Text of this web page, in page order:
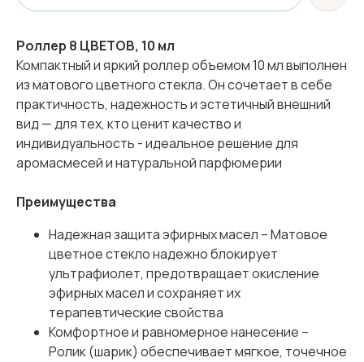
Роллер 8 ЦВЕТОВ, 10 мл
Компактный и яркий роллер объемом 10 мл выполнен
из матового цветного стекла. Он сочетает в себе
практичность, надежность и эстетичный внешний
вид — для тех, кто ценит качество и
индивидуальность - идеальное решение для
аромасмесей и натуральной парфюмерии
Преимущества
Надежная защита эфирных масел – Матовое
цветное стекло надежно блокирует
ультрафиолет, предотвращает окисление
эфирных масел и сохраняет их
терапевтические свойства
Комфортное и равномерное нанесение –
Ролик (шарик) обеспечивает мягкое, точечное